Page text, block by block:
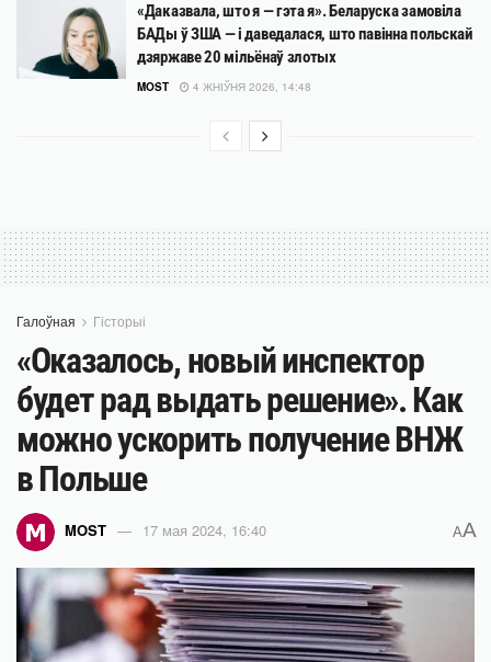
«Даказвала, што я — гэта я». Беларуска замовіла
БАДы ў ЗША — і даведалася, што павінна польскай
дзяржаве 20 мільёнаў злотых
MOST 4 ЖНІЎНЯ 2026, 14:48
Галоўная Гісторыі
«Оказалось, новый инспектор
будет рад выдать решение». Как
можно ускорить получение ВНЖ
в Польше
MOST 17 мая 2024, 16:40 AA